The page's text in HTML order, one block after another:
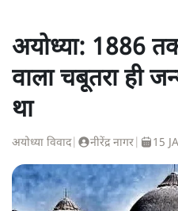
अयोध्या: 1886
वाला चबूतरा ही
था
अयोध्या विवाद| नीरेंद्र नागर 15